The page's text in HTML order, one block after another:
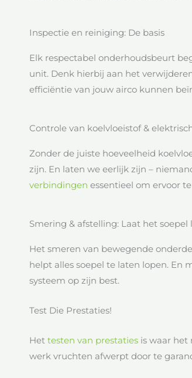
Inspectie en reiniging: De basis
Elk respectabel onderhoudsbeurt
unit. Denk hierbij aan het
efficiëntie van jouw airco kunnen
Controle van koelvloeistof &
Zonder de juiste hoeveelheid
zijn. En laten we eerlijk zijn –
verbindingen essentieel om ervoor
Smering & afstelling: Laat het soepel
Het smeren van bewegende
helpt alles soepel te laten lopen. En
systeem op zijn best.
Test Die Prestaties!
Het testen van prestaties is waar het
werk vruchten afwerpt door te